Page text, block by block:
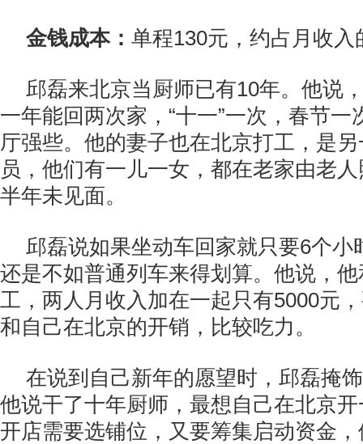
金钱成本： 单程130元，约占月收入
邱磊来北京当厨师已有10年。他说
一年能回两次家，“十一”一次，春节一
厅强些。他的妻子也在北京打工，是
员，他们有一儿一女，都在老家由老
半年未见面。
邱磊说如果坐动车回家就只要6个小
还是不如普通列车来得划算。他说，
工，两人月收入加在一起只有5000元
和自己在北京的开销，比较吃力。
在说到自己新年的愿望时，邱磊掩
他说干了十年厨师，最想自己在北京
开店需要选铺位，又要筹集启动资金